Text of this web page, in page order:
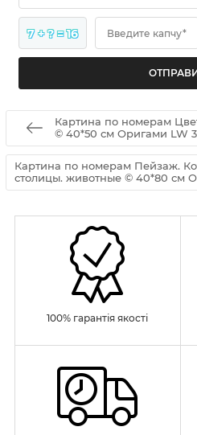
7 + ? = 16 Введите капчу*
Картина по номерам
© 40*50 см Оригами LW
Картина по номерам Пейзаж.
столицы. животные © 40*80 см
100% гарантія якості